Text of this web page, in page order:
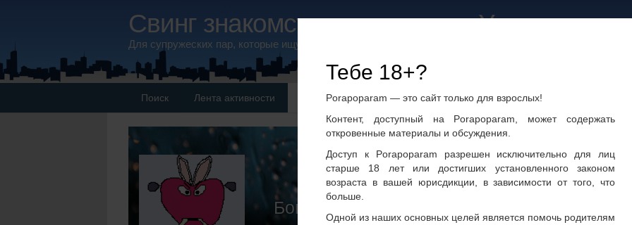
Тебе 18+?
Porapoparam — это сайт только для взрослых!
Контент, доступный на Porapoparam, может содержать
откровенные материалы и обсуждения.
Доступ к Porapoparam разрешен исключительно для лиц
старше 18 лет или достигших установленного законом
возраста в вашей юрисдикции, в зависимости от того, что
больше.
Одной из наших основных целей является помочь родителям
Свинг знакомства не только в Украине
Для супружеских пар, которые ищут дружбу и общение
Поиск Лента активности Пары Группы по интересам Фото пользователей
Богдан